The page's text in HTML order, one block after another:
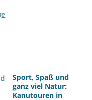
Sport, Spaß und
ganz viel Natur:
Kanutouren in